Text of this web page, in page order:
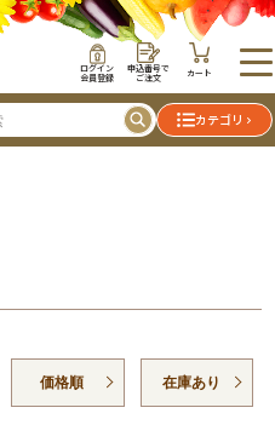
ログイン
会員登録
申込番号で
ご注文 カート
カテゴリ
価格順 在庫あり